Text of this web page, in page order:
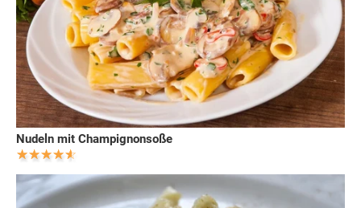
Nudeln mit Champignonsoße